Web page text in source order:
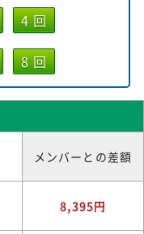
4 回
8 回
メンバーとの差額
8,395円